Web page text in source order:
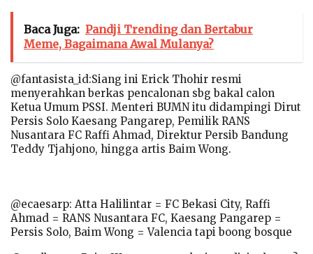
Baca Juga: Pandji Trending dan Bertabur
Meme, Bagaimana Awal Mulanya?
@fantasista_id:Siang ini Erick Thohir resmi
menyerahkan berkas pencalonan sbg bakal calon
Ketua Umum PSSI. Menteri BUMN itu didampingi Dirut
Persis Solo Kaesang Pangarep, Pemilik RANS
Nusantara FC Raffi Ahmad, Direktur Persib Bandung
Teddy Tjahjono, hingga artis Baim Wong.
@ecaesarp: Atta Halilintar = FC Bekasi City, Raffi
Ahmad = RANS Nusantara FC, Kaesang Pangarep =
Persis Solo, Baim Wong = Valencia tapi boong bosque